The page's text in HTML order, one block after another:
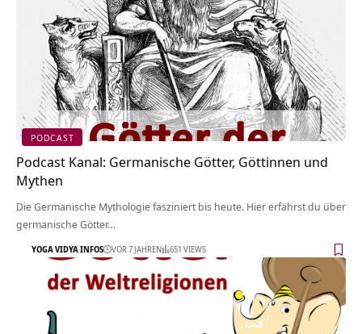
PODCAST
Podcast Kanal: Germanische Götter, Göttinnen und
Mythen
Die Germanische Mythologie fasziniert bis heute. Hier erfährst du über
germanische Götter…
YOGA VIDYA INFOS VOR 7 JAHREN 651 VIEWS